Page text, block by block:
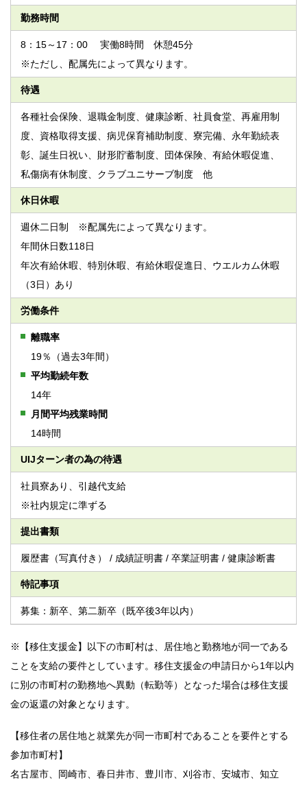
勤務時間
8：15～17：00 実働8時間 休憩45分
※ただし、配属先によって異なります。
待遇
各種社会保険、退職金制度、健康診断、社員食堂、再雇用制
度、資格取得支援、病児保育補助制度、寮完備、永年勤続表
彰、誕生日祝い、財形貯蓄制度、団体保険、有給休暇促進、
私傷病有休制度、クラブユニサーブ制度 他
休日休暇
週休二日制 ※配属先によって異なります。
年間休日数118日
年次有給休暇、特別休暇、有給休暇促進日、ウエルカム休暇
（3日）あり
労働条件
離職率
19％（過去3年間）
平均勤続年数
14年
月間平均残業時間
14時間
UIJターン者の為の待遇
社員寮あり、引越代支給
※社内規定に準ずる
提出書類
履歴書（写真付き） / 成績証明書 / 卒業証明書 / 健康診断書
特記事項
募集：新卒、第二新卒（既卒後3年以内）
※【移住支援金】以下の市町村は、居住地と勤務地が同一である
ことを支給の要件としています。移住支援金の申請日から1年以内
に別の市町村の勤務地へ異動（転勤等）となった場合は移住支援
金の返還の対象となります。
【移住者の居住地と就業先が同一市町村であることを要件とする
参加市町村】
名古屋市、岡崎市、春日井市、豊川市、刈谷市、安城市、知立